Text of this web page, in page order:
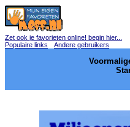
Zet ook je favorieten online! begin hier...
Populaire links
Andere gebruikers